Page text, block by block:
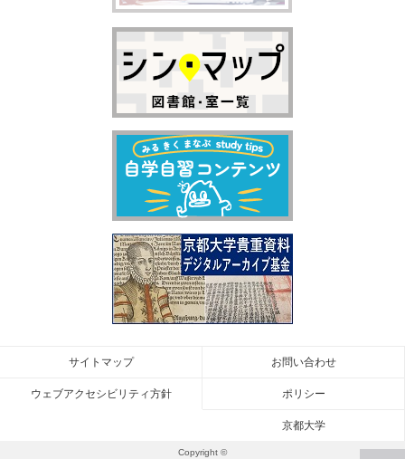
お問い合わせ
サイトマップ
ポリシー
ウェブアクセシビリティ方針
京都大学
Copyright ©